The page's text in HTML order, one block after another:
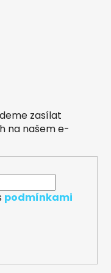
zasílat
na našem e-
podmínkami